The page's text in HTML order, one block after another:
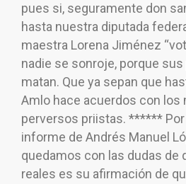
pues si, seguramente don
hasta nuestra diputada
maestra Lorena Jiménez
nadie se sonroje, porque
matan. Que ya sepan que
Amlo hace acuerdos con los
perversos priistas. ******
informe de Andrés Manuel
quedamos con las dudas de
reales es su afirmación de